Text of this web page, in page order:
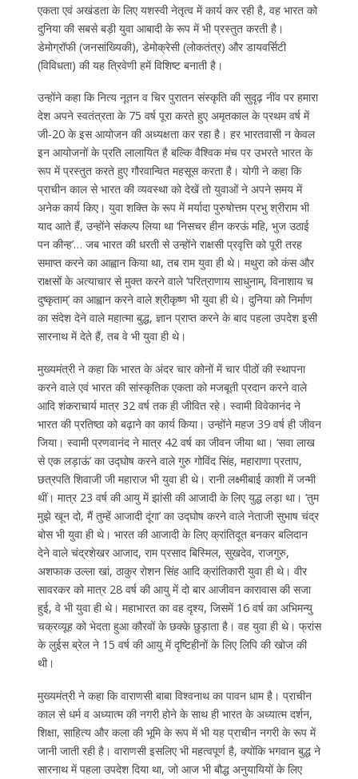
एकता एवं अखंडता के लिए यशस्वी नेतृत्व में कार्य कर रही है, वह भारत को
दुनिया की सबसे बड़ी युवा आबादी के रूप में भी प्रस्तुत करती है।
डेमोग्रॉफी (जनसांख्यिकी), डेमोक्रेसी (लोकतंत्र) और डायवर्सिटी
(विविधता) की यह त्रिवेणी हमें विशिष्ट बनाती है।
उन्होंने कहा कि नित्य नूतन व चिर पुरातन संस्कृति की सुदृढ़ नींव पर हमारा
देश अपने स्वतंत्रता के 75 वर्ष पूरा करते हुए अमृतकाल के प्रथम वर्ष में
जी-20 के इस आयोजन की अध्यक्षता कर रहा है। हर भारतवासी न केवल
इन आयोजनों के प्रति लालायित है बल्कि वैश्विक मंच पर उभरते भारत के
रूप में प्रस्तुत करते हुए गौरवान्वित महसूस करता है। योगी ने कहा कि
प्राचीन काल से भारत की व्यवस्था को देखें तो युवाओं ने अपने समय में
अनेक कार्य किए। युवा शक्ति के रूप में मर्यादा पुरुषोत्तम प्रभु श्रीराम भी
याद आते हैं, उन्होंने संकल्प लिया था ‘निसचर हीन करऊं महि, भुज उठाई
पन कीन्ह’… जब भारत की धरती से उन्होंने राक्षसी प्रवृत्ति को पूरी तरह
समाप्त करने का आह्वान किया था, तब राम युवा ही थे। मथुरा को कंस और
राक्षसों के अत्याचार से मुक्त करने वाले ‘परित्राणाय साधुनाम्, विनाशाय च
दुष्कृताम्’ का आह्वान करने वाले श्रीकृष्ण भी युवा ही थे। दुनिया को निर्माण
का संदेश देने वाले महात्मा बुद्ध, ज्ञान प्राप्त करने के बाद पहला उपदेश इसी
सारनाथ में देते हैं, तब वे भी युवा ही थे।
मुख्यमंत्री ने कहा कि भारत के अंदर चार कोनों में चार पीठों की स्थापना
करने वाले एवं भारत की सांस्कृतिक एकता को मजबूती प्रदान करने वाले
आदि शंकराचार्य मात्र 32 वर्ष तक ही जीवित रहे। स्वामी विवेकानंद ने
भारत की प्रतिष्ठा को बढ़ाने का कार्य किया। उन्होंने महज 39 वर्ष ही जीवन
जिया। स्वामी प्रणवानंद ने मात्र 42 वर्ष का जीवन जीया था। ‘सवा लाख
से एक लड़ाऊं’ का उद्घोष करने वाले गुरु गोविंद सिंह, महाराणा प्रताप,
छत्रपति शिवाजी जी महाराज भी युवा ही थे। रानी लक्ष्मीबाई काशी में जन्मी
थीं। मात्र 23 वर्ष की आयु में झांसी की आजादी के लिए युद्ध लड़ा था। ‘तुम
मुझे खून दो, मैं तुम्हें आजादी दूंगा’ का उद्घोष करने वाले नेताजी सुभाष चंद्र
बोस भी युवा ही थे। भारत की आजादी के लिए क्रांतिदूत बनकर बलिदान
देने वाले चंद्रशेखर आजाद, राम प्रसाद बिस्मिल, सुखदेव, राजगुरु,
अशफाक उल्ला खां, ठाकुर रोशन सिंह आदि क्रांतिकारी युवा ही थे। वीर
सावरकर को मात्र 28 वर्ष की आयु में दो बार आजीवन कारावास की सजा
हुई, वे भी युवा ही थे। महाभारत का वह दृश्य, जिसमें 16 वर्ष का अभिमन्यु
चक्रव्यूह को भेदता हुआ कौरवों के छक्के छुड़ाता है। वह युवा ही थे। फ्रांस
के लुईस ब्रेल ने 15 वर्ष की आयु में दृष्टिहीनों के लिए लिपि की खोज की
थी।
मुख्यमंत्री ने कहा कि वाराणसी बाबा विश्वनाथ का पावन धाम है। प्राचीन
काल से धर्म व अध्यात्म की नगरी होने के साथ ही भारत के अध्यात्म दर्शन,
शिक्षा, साहित्य और कला की भूमि के रूप में भी यह प्राचीन नगरी के रूप में
जानी जाती रही है। वाराणसी इसलिए भी महत्वपूर्ण है, क्योंकि भगवान बुद्ध ने
सारनाथ में पहला उपदेश दिया था, जो आज भी बौद्ध अनुयायियों के लिए